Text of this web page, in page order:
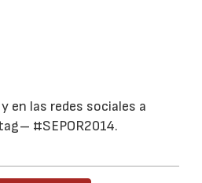
en las redes sociales a
#SEPOR2014.